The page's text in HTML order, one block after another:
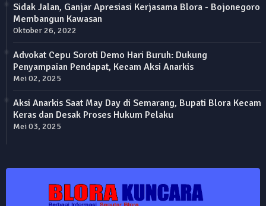
Sidak Jalan, Ganjar Apresiasi Kerjasama Blora - Bojonegoro
Membangun Kawasan
Oktober 26, 2022
Advokat Cepu Soroti Demo Hari Buruh: Dukung
Penyampaian Pendapat, Kecam Aksi Anarkis
Mei 02, 2025
Aksi Anarkis Saat May Day di Semarang, Bupati Blora Kecam
Keras dan Desak Proses Hukum Pelaku
Mei 03, 2025